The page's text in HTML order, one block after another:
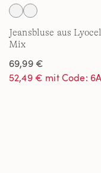
Jeansbluse aus
Mix
69,99 €
52,49 € mit Code: